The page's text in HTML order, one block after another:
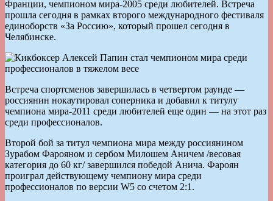
Франции, чемпионом мира-2005 среди любителей. Встреча
прошла сегодня в рамках второго международного фестиваля
единоборств «За Россию», который прошел сегодня в
Челябинске.
Встреча спортсменов завершилась в четвертом раунде —
россиянин нокаутировал соперника и добавил к титулу
чемпиона мира-2011 среди любителей еще один — на этот раз
среди профессионалов.
Второй бой за титул чемпиона мира между россиянином
Зурабом Фарояном и сербом Милошем Аничем /весовая
категория до 60 кг/ завершился победой Анича. Фароян
проиграл действующему чемпиону мира среди
профессионалов по версии W5 со счетом 2:1.